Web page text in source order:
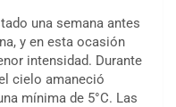
una semana antes
y en esta ocasión
intensidad. Durante
cielo amaneció
mínima de 5°C. Las